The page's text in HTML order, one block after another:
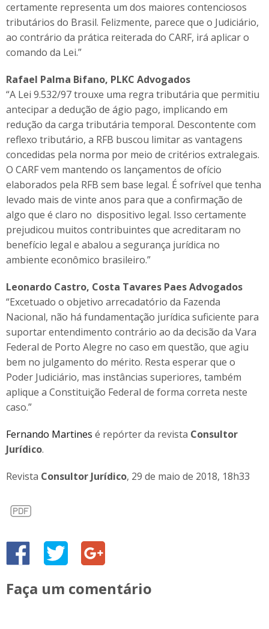
certamente representa um dos maiores contenciosos
tributários do Brasil. Felizmente, parece que o Judiciário,
ao contrário da prática reiterada do CARF, irá aplicar o
comando da Lei.”
Rafael Palma Bifano, PLKC Advogados
“A Lei 9.532/97 trouxe uma regra tributária que permitiu
antecipar a dedução de ágio pago, implicando em
redução da carga tributária temporal. Descontente com
reflexo tributário, a RFB buscou limitar as vantagens
concedidas pela norma por meio de critérios extralegais.
O CARF vem mantendo os lançamentos de ofício
elaborados pela RFB sem base legal. É sofrível que tenha
levado mais de vinte anos para que a confirmação de
algo que é claro no dispositivo legal. Isso certamente
prejudicou muitos contribuintes que acreditaram no
benefício legal e abalou a segurança jurídica no
ambiente econômico brasileiro.”
Leonardo Castro, Costa Tavares Paes Advogados
“Excetuado o objetivo arrecadatório da Fazenda
Nacional, não há fundamentação jurídica suficiente para
suportar entendimento contrário ao da decisão da Vara
Federal de Porto Alegre no caso em questão, que agiu
bem no julgamento do mérito. Resta esperar que o
Poder Judiciário, mas instâncias superiores, também
aplique a Constituição Federal de forma correta neste
caso.”
Fernando Martines é repórter da revista Consultor
Jurídico.
Revista Consultor Jurídico, 29 de maio de 2018, 18h33
Faça um comentário